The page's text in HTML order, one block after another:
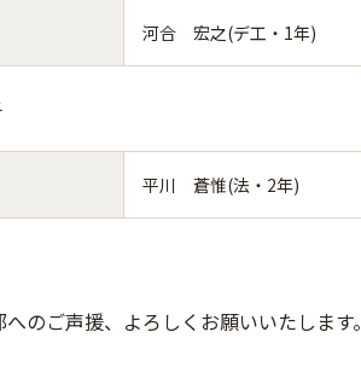
河合 宏之(デ工・1年)
平川 蒼惟(法・2年)
のご声援、よろしくお願いいたします。